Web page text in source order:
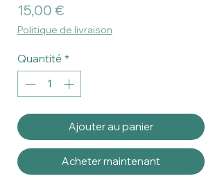
15,00 €Prix
Politique de livraison
Quantité *
Ajouter au panier
Acheter maintenant